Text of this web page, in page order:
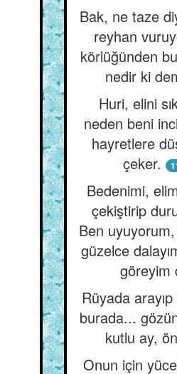
Bak, ne taze
reyhan
körlüğünden
nedir ki
Huri, elini
neden beni
hayretlere
çeker.
Bedenimi,
çekiştirip
Ben uyuyorum,
güzelce
göreyim
Rüyada
burada...
kutlu ay,
Onun için